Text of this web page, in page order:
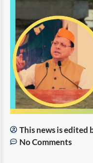
This news is edited
No Comments